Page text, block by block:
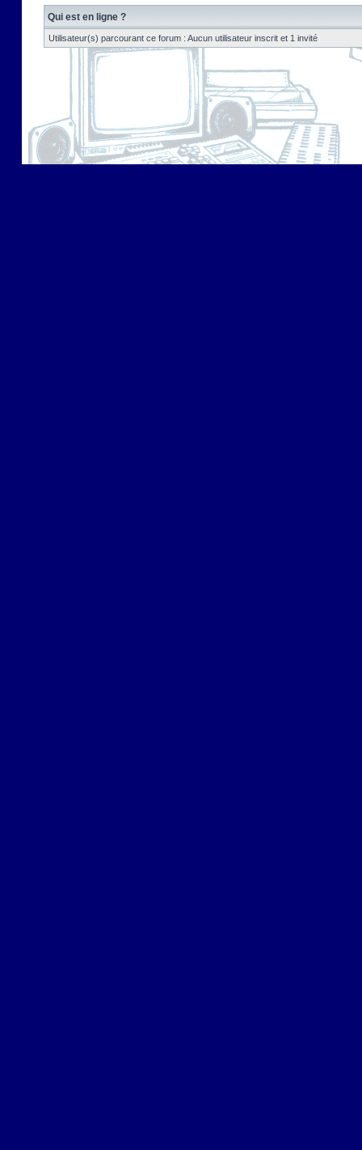
Qui est en ligne ?
Utilisateur(s) parcourant ce forum : Aucun utilisateur inscrit et 1 invité